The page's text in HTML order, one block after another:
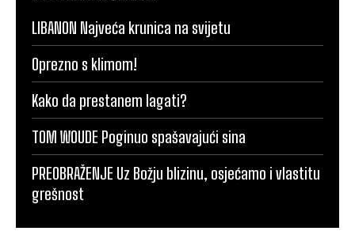
LIBANON Najveća krunica na svijetu
Oprezno s klimom!
Kako da prestanem lagati?
TOM WOUDE Poginuo spašavajući sina
PREOBRAŽENJE Uz Božju blizinu, osjećamo i vlastitu
grešnost